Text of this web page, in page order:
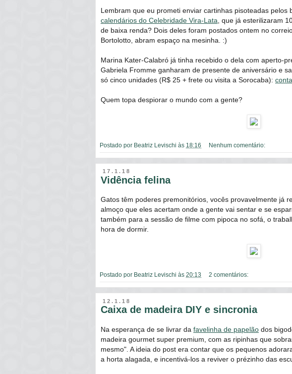
Lembram que eu prometi enviar cartinhas pisoteadas pelos
calendários do Celebridade Vira-Lata , que já esterilizaram
de baixa renda? Dois deles foram postados ontem no
Bortolotto, abram espaço na mesinha. :)
Marina Kater-Calabró já tinha recebido o dela com aperto-
Gabriela Fromme ganharam de presente de aniversário e
só cinco unidades (R$ 25 + frete ou visita a Sorocaba):
Quem topa despiorar o mundo com a gente?
Postado por Beatriz Levischi às 18:16 Nenhum comentário:
17.1.18
Vidência felina
Gatos têm poderes premonitórios, vocês provavelmente já
almoço que eles acertam onde a gente vai sentar e se
também para a sessão de filme com pipoca no sofá, o
hora de dormir.
Postado por Beatriz Levischi às 20:13 2 comentários:
12.1.18
Caixa de madeira DIY e sincronia
Na esperança de se livrar da favelinha de papelão dos
madeira gourmet super premium, com as ripinhas que
mesmo". A ideia do post era contar que os pequenos
a horta alagada, e incentivá-los a reviver o prézinho das